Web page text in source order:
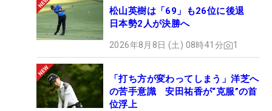
松山英樹は「69」も26位に後退
日本勢2人が決勝へ
2026年8月8日 (土) 08時41分 1
「打ち方が変わってしまう」洋芝へ
の苦手意識 安田祐香が“克服”の首
位浮上